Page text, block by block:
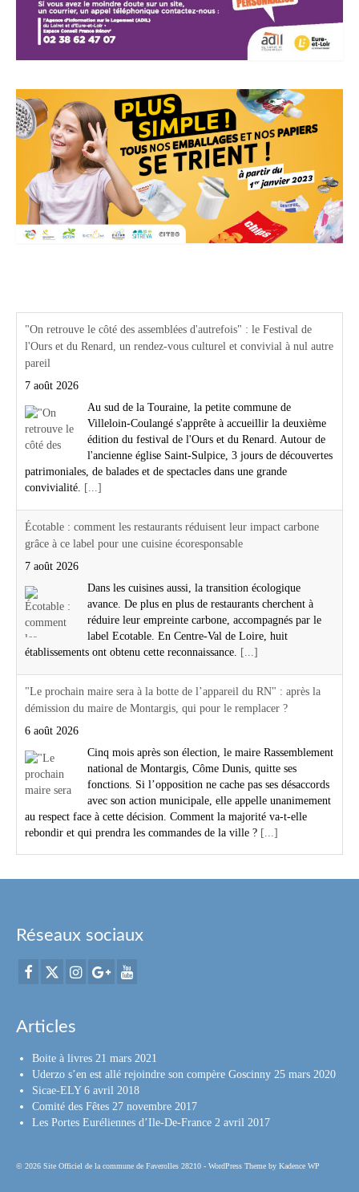
"On retrouve le côté des assemblées d'autrefois" : le Festival de
l'Ours et du Renard, un rendez-vous culturel et convivial à nul autre
pareil
7 août 2026
Au sud de la Touraine, la petite commune de
Villeloin-Coulangé s'apprête à accueillir la deuxième
édition du festival de l'Ours et du Renard. Autour de
l'ancienne église Saint-Sulpice, 3 jours de découvertes
patrimoniales, de balades et de spectacles dans une grande
convivialité. [...]
Écotable : comment les restaurants réduisent leur impact carbone
grâce à ce label pour une cuisine écoresponsable
7 août 2026
Dans les cuisines aussi, la transition écologique
avance. De plus en plus de restaurants cherchent à
réduire leur empreinte carbone, accompagnés par le
label Ecotable. En Centre-Val de Loire, huit
établissements ont obtenu cette reconnaissance. [...]
"Le prochain maire sera à la botte de l’appareil du RN" : après la
démission du maire de Montargis, qui pour le remplacer ?
6 août 2026
Cinq mois après son élection, le maire Rassemblement
national de Montargis, Côme Dunis, quitte ses
fonctions. Si l’opposition ne cache pas ses désaccords
avec son action municipale, elle appelle unanimement
au respect face à cette décision. Comment la majorité va-t-elle
rebondir et qui prendra les commandes de la ville ? [...]
Réseaux sociaux
Articles
Boite à livres 21 mars 2021
Uderzo s’en est allé rejoindre son compère Goscinny 25 mars 2020
Sicae-ELY 6 avril 2018
Comité des Fêtes 27 novembre 2017
Les Portes Euréliennes d’Ile-De-France 2 avril 2017
© 2026 Site Officiel de la commune de Faverolles 28210 - WordPress Theme by Kadence WP